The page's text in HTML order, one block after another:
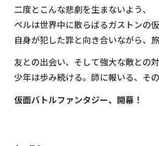
二度とこんな悲劇を生まないよう、
ペルは世界中に散らばるガストンの
自身が犯した罪と向き合いながら、旅
友との出会い、そして強大な敵との
少年は歩み続ける。師に報いる、そ
仮面バトルファンタジー、開幕！